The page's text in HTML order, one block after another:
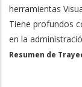
herramientas
Tiene profundos
en la
Resumen de